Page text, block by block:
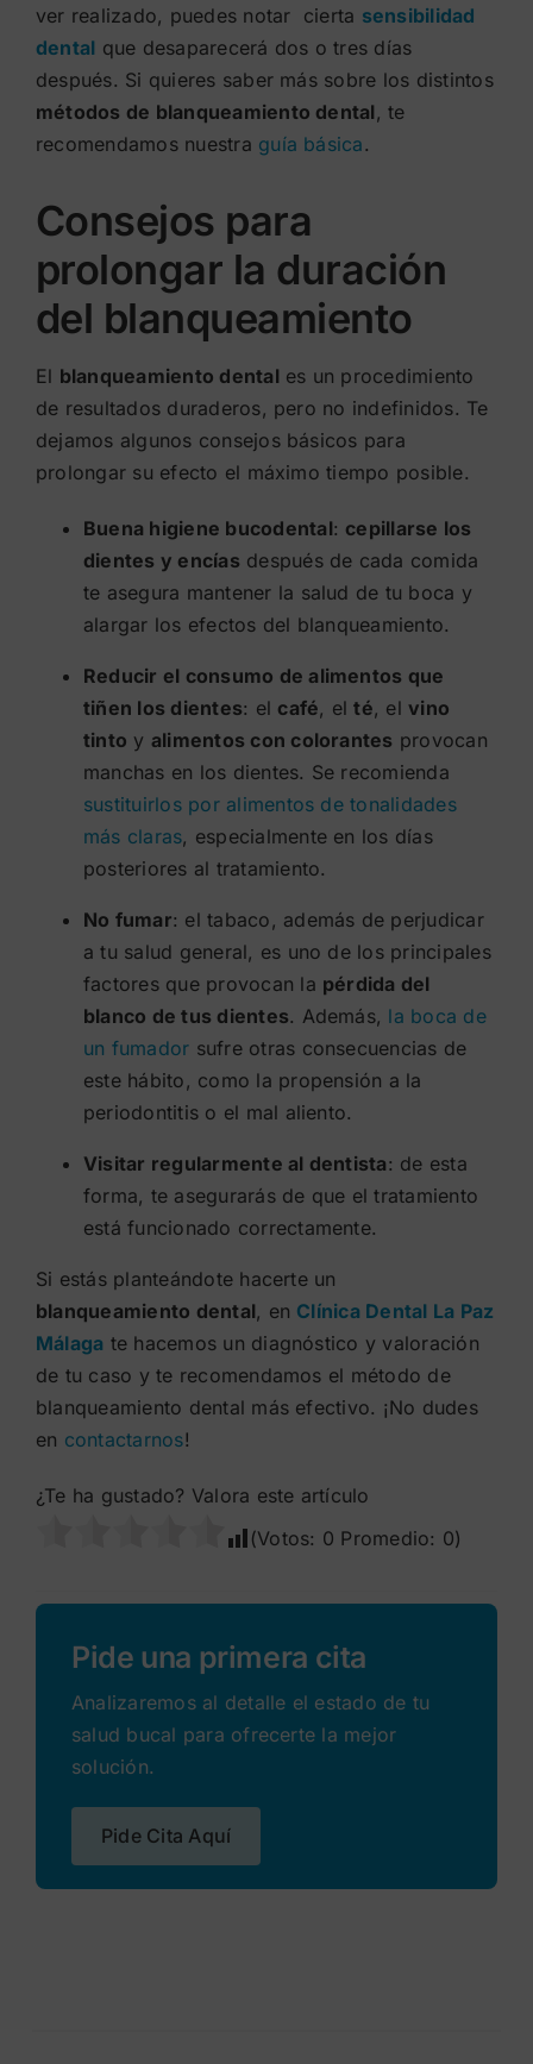
ver realizado, puedes notar cierta sensibilidad
dental que desaparecerá dos o tres días
después. Si quieres saber más sobre los distintos
métodos de blanqueamiento dental , te
recomendamos nuestra guía básica.
Consejos para
prolongar la duración
del blanqueamiento
El blanqueamiento dental es un procedimiento
de resultados duraderos, pero no indefinidos. Te
dejamos algunos consejos básicos para
prolongar su efecto el máximo tiempo posible.
Buena higiene bucodental: cepillarse los
dientes y encías después de cada comida
te asegura mantener la salud de tu boca y
alargar los efectos del blanqueamiento.
Reducir el consumo de alimentos que
tiñen los dientes: el café, elté, elvino
tinto y alimentos con colorantes provocan
manchas en los dientes. Se recomienda
sustituirlos por alimentos de tonalidades
más claras, especialmente en los días
posteriores al tratamiento.
No fumar: el tabaco, además de perjudicar
a tu salud general, es uno de los principales
factores que provocan la pérdida del
blanco de tus dientes. Además, la boca de
un fumador sufre otras consecuencias de
este hábito, como la propensión a la
periodontitis o el mal aliento.
Visitar regularmente al dentista: de esta
forma, te asegurarás de que el tratamiento
está funcionado correctamente.
Si estás planteándote hacerte un
blanqueamiento dental, en Clínica Dental La Paz
Málaga te hacemos un diagnóstico y valoración
de tu caso y te recomendamos el método de
blanqueamiento dental más efectivo. ¡No dudes
en contactarnos!
¿Te ha gustado? Valora este artículo
(Votos: 0 Promedio: 0)
Pide una primera cita
Analizaremos al detalle el estado de tu
salud bucal para ofrecerte la mejor
solución.
Pide Cita Aquí